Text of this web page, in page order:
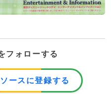
ォローする
ースに登録する